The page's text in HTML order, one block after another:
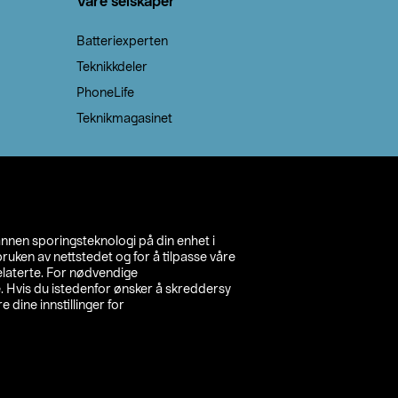
sporingsteknologi på din enhet i
av nettstedet og for å tilpasse våre
For nødvendige
Hvis du istedenfor ønsker å skreddersy
dine innstillinger for
Batteriexperten
Teknikkdeler
PhoneLife
Teknikmagasinet